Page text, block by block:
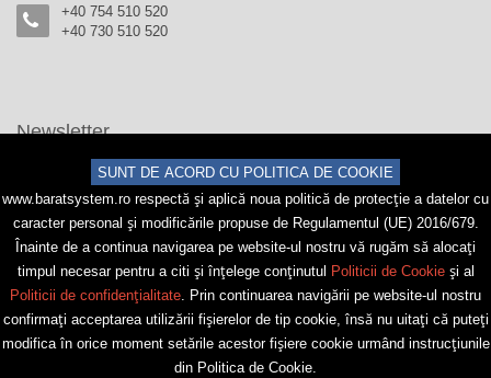
+40 754 510 520
+40 730 510 520
Newsletter
Trimite
Abonare Dezabonare
© 2026 BAR-AT SYSTEM - Toate drepturile rezervate.
Creat cu
deSolCreation&9Media
SUNT DE ACORD CU POLITICA DE COOKIE
www.baratsystem.ro respectă și aplică noua politică de protecție a datelor cu
caracter personal și modificările propuse de Regulamentul (UE) 2016/679.
Înainte de a continua navigarea pe website-ul nostru vă rugăm să alocați
timpul necesar pentru a citi și înțelege conținutul Politicii de Cookieși al
Politicii de confidențialitate. Prin continuarea navigării pe website-ul nostru
confirmați acceptarea utilizării fişierelor de tip cookie, însă nu uitați că puteți
modifica în orice moment setările acestor fişiere cookie urmând instrucțiunile
din Politica de Cookie.